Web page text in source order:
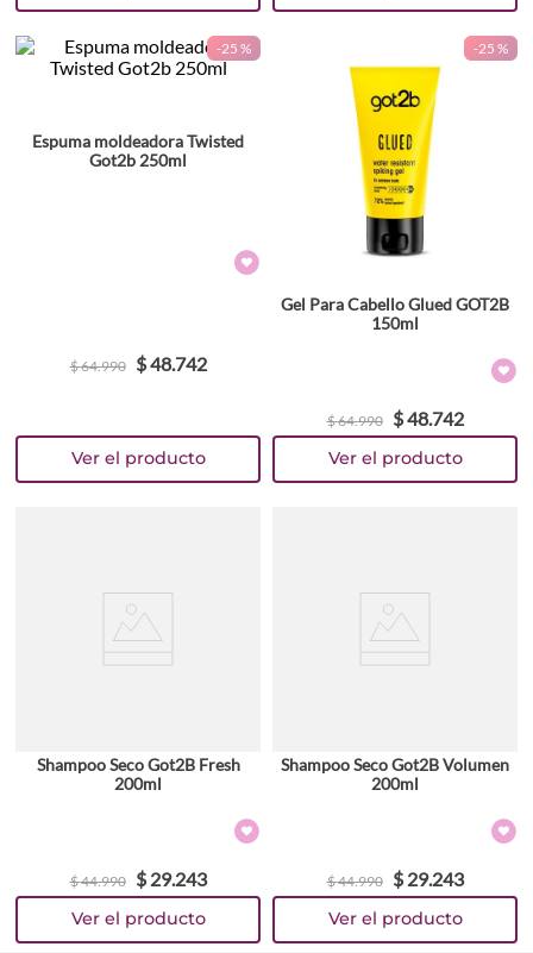
-25 %
Espuma moldeadora Twisted
Got2b 250ml
$64.990 $48.742
-25 %
Gel Para Cabello Glued GOT2B
150ml
$64.990 $48.742
Shampoo Seco Got2B Fresh
200ml
$44.990 $ 29.243
Shampoo Seco Got2B Volumen
200ml
$44.990 $ 29.243